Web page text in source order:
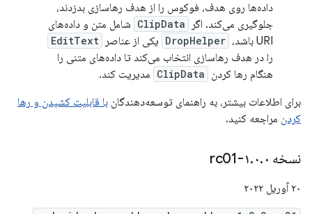
داده‌ها روی هدف، فوکوس را از هدف رهاسازی بدزدند،
جلوگیری می‌کند. اگر
ClipData شامل متن و داده‌های
URI باشد،
DropHelper یکی از عناصر EditText
را در هدف رهاسازی انتخاب می‌کند تا داده‌های متنی را
هنگام رها کردن ClipData مدیریت کند.
برای اطلاعات بیشتر، به راهنمای توسعه‌دهندگان با قابلیت کشیدن و رها
کردن مراجعه کنید.
نسخه ۱ .۰.۰-rc01
۲۰ آوریل ۲۰۲۲